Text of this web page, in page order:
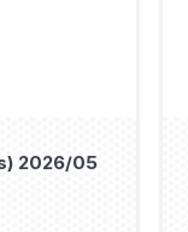
2026/05